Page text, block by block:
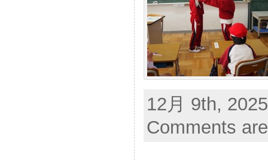
12月 9th,
Comments